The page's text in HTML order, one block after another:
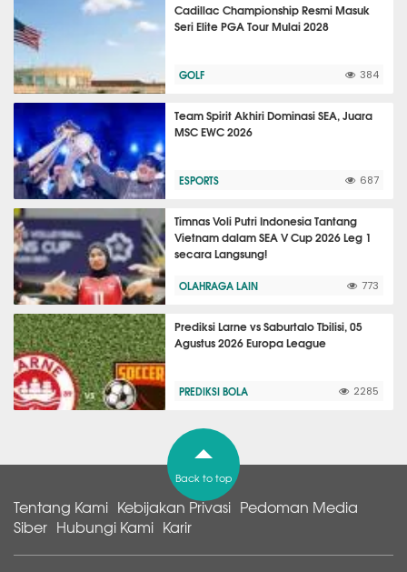
Cadillac Championship Resmi Masuk
Seri Elite PGA Tour Mulai 2028
GOLF 384
Team Spirit Akhiri Dominasi SEA, Juara
MSC EWC 2026
ESPORTS 687
Timnas Voli Putri Indonesia Tantang
Vietnam dalam SEA V Cup 2026 Leg 1
secara Langsung!
OLAHRAGA LAIN 773
Prediksi Larne vs Saburtalo Tbilisi, 05
Agustus 2026 Europa League
PREDIKSI BOLA 2285
Back to top
Tentang Kami Kebijakan Privasi Pedoman Media
Siber Hubungi Kami Karir